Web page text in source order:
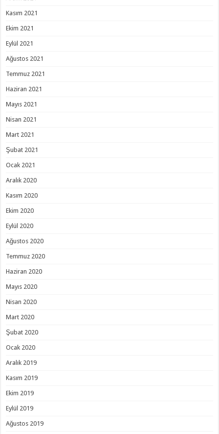
Kasım 2021
Ekim 2021
Eylül 2021
Ağustos 2021
Temmuz 2021
Haziran 2021
Mayıs 2021
Nisan 2021
Mart 2021
Şubat 2021
Ocak 2021
Aralık 2020
Kasım 2020
Ekim 2020
Eylül 2020
Ağustos 2020
Temmuz 2020
Haziran 2020
Mayıs 2020
Nisan 2020
Mart 2020
Şubat 2020
Ocak 2020
Aralık 2019
Kasım 2019
Ekim 2019
Eylül 2019
Ağustos 2019